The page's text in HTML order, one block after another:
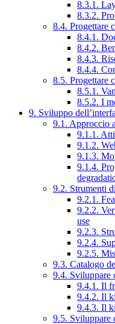
8.3.1.
8.3.2.
8.4. Progettare
8.4.1.
8.4.2.
8.4.3.
8.4.4.
8.5. Progettare
8.5.1.
8.5.2. I
9. Sviluppo
9.1. Approccio
9.1.1.
9.1.2.
9.1.3.
9.1.4.
9.2. Strumenti
9.2.1.
9.2.2.
use
9.2.3.
9.2.4.
9.2.5.
9.3. Catalogo
9.4. Sviluppare
9.4.1. Il
9.4.2. Il
9.4.3. Il
9.5. Sviluppare